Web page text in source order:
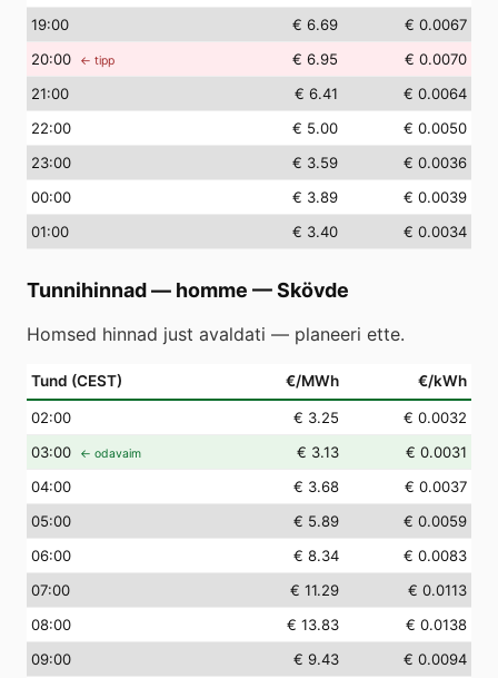
19:00 € 6.69
€ 0.0067
20:00 ← tipp € 6.95
€ 0.0070
21:00 € 6.41
€ 0.0064
22:00 € 5.00
€ 0.0050
23:00 € 3.59
€ 0.0036
00:00 € 3.89
€ 0.0039
01:00 € 3.40 € 0.0034
Tunnihinnad — homme —Skövde
Homsed hinnad just avaldati — planeeri ette.
Tund (CEST) €/MWh €/kWh
02:00 € 3.25
€ 0.0032
03:00 ← odavaim € 3.13
€ 0.0031
04:00 € 3.68
€ 0.0037
05:00 € 5.89
€ 0.0059
06:00 € 8.34
€ 0.0083
07:00 € 11.29
€ 0.0113
08:00 € 13.83
€ 0.0138
09:00 € 9.43
€ 0.0094